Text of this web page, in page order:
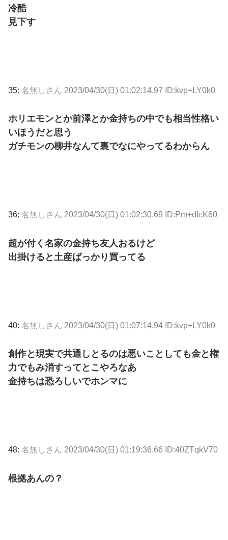
冷酷
見下す
35: 名無しさん 2023/04/30(日) 01:02:14.97 ID:kvp+LY0k0
ホリエモンとか前澤とか金持ちの中でも相当性格い
いほうだと思う
ガチモンの柳井なんて裏でなにやってるわからん
36: 名無しさん 2023/04/30(日) 01:02:30.69 ID:Pm+dIcK60
超が付く名家の金持ち友人おるけど
出掛けると土産ばっかり買ってる
40: 名無しさん 2023/04/30(日) 01:07:14.94 ID:kvp+LY0k0
創作と現実で共通しとるのは悪いことしても金と権
力でもみ消すってとこやろなあ
金持ちは恐ろしいでホンマに
48: 名無しさん 2023/04/30(日) 01:19:36.66 ID:40ZTqkV70
根拠あんの？